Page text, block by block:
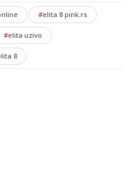
#elita 8 pink.rs
#elita uzivo
8